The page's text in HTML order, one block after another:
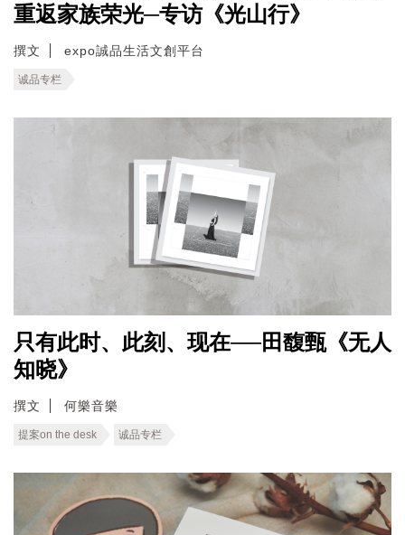
重返家族荣光─专访《光山行》
撰文 expo誠品生活文創平台
诚品专栏
只有此时、此刻、现在──田馥甄《无人
知晓》
撰文 何樂音樂
提案on the desk 诚品专栏